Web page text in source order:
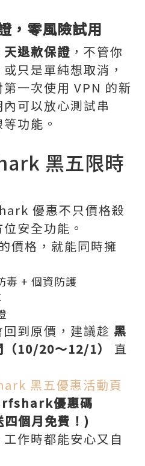
，零風險試用
天退款保證 ，不管你
只是單純想取消，
一次使用 VPN 的新
可以放心測試串
功能。
黑五限時
優惠不只價格殺
安全功能。
價格，就能同時擁
毒 + 個資防護
到原價，建議趁 黑
10/20～12/1）
直
黑五優惠活動頁
優惠碼
四個月免費！)
作時都能安心又自